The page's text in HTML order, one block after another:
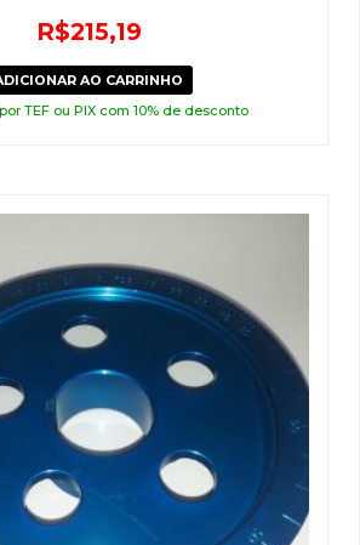
R$215,19
AO CARRINHO
por TEF ou PIX com 10% de desconto